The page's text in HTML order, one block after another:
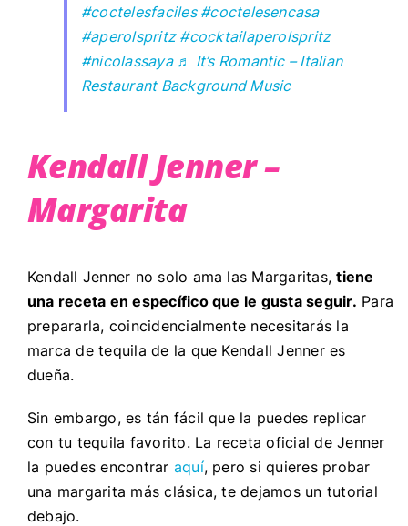
#coctelesfaciles #coctelesencasa
#aperolspritz #cocktailaperolspritz
#nicolassaya ♬ It’s Romantic – Italian
Restaurant Background Music
Kendall Jenner –
Margarita
Kendall Jenner no solo ama las Margaritas,tiene
una receta en específico que le gusta seguir. Para
prepararla, coincidencialmente necesitarás la
marca de tequilade la que Kendall Jenner es
dueña.
Sin embargo, es tán fácil que la puedes replicar
con tu tequila favorito. La receta oficial de Jenner
la puedes encontrar aquí, pero si quieres probar
una margarita más clásica, te dejamos un tutorial
debajo.